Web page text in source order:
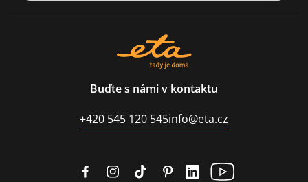
Buďte s námi v kontaktu
+420 545 120 545info@eta.cz